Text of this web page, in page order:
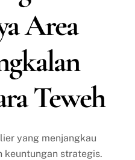
Area
Teweh
yang menjangkau
keuntungan strategis.